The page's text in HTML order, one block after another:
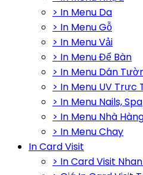
> In Menu Da
> In Menu Gỗ
> In Menu Vải
> In Menu Để Bàn
> In Menu Dán
> In Menu UV Trực
> In Menu Nails, Spa
> In Menu Nhà
> In Menu Chay
In Card Visit
> In Card Visit